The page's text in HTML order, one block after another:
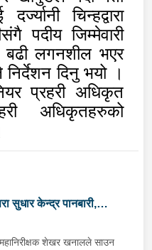
चिन्हद्वारा
पदीय जिम्मेवारी
बढी लगनशील भएर
निर्देशन दिनु भयो ।
प्रहरी अधिकृत
अधिकृतहरुको
सुधार केन्द्र पानबारी,
शेखर खनालले साउन